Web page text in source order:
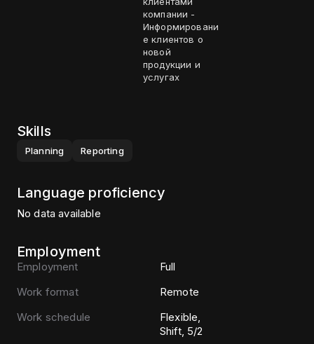
компании -
Информировани
е клиентов о
новой
продукции и
услугах
Skills
Planning Reporting
Language proficiency
No data available
Employment
Employment
Full
Work format
Remote
Work schedule
Flexible,
Shift, 5/2